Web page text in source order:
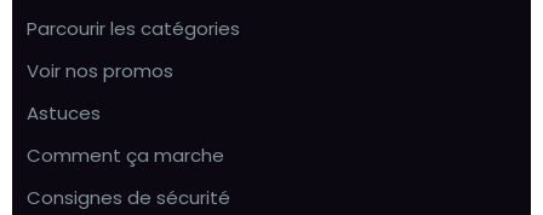
Parcourir les catégories
Voir nos promos
Astuces
Comment ça marche
Consignes de sécurité